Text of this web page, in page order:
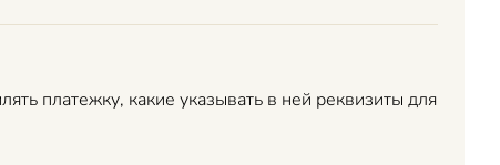
платежку, какие указывать в ней реквизиты для